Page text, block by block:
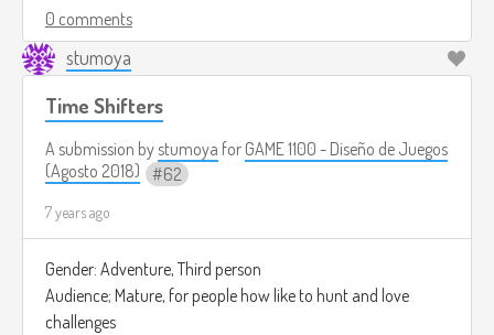
correr. puedes moverte libremente entre el barrio, puedes
visitar las casas que quieras las veces que quieras, pero ten
cuidado con los mapaches !, ellos te robaran tus confites.
Cada casa que tienes la opción de correr, la cual te hace
brincar aquella casa en la cual no tienes tanta confianza
para pedir mas confites.
El juego está pensado ser jugado en el celular, ya que este
juego está mayormente enfocado en “Matar el tiempo”
El Juego es totalmente gratis.
0 comments
stumoya
Time Shifters
A submission bystumoya for GAME 1100 - Diseño de Juegos
(Agosto 2018)
62
7 years ago
Gender: Adventure, Third person
Audience; Mature, for people how like to hunt and love
challenges